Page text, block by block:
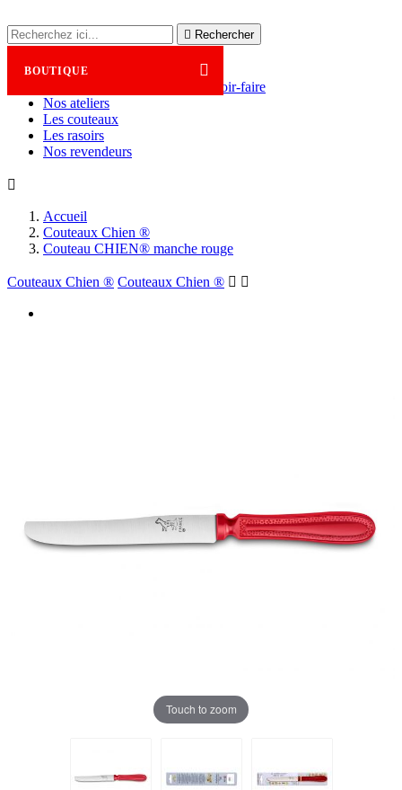
 Rechercher

BOUTIQUE
Savoir-faire
Nos ateliers
Les couteaux
Les rasoirs
Nos revendeurs

Accueil
Couteaux Chien ®
Couteau CHIEN® manche rouge
Couteaux Chien ® Couteaux Chien ®  
Touch to zoom